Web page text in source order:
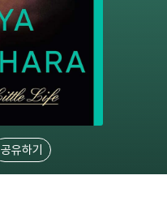
공유하기